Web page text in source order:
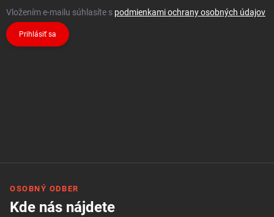
Vložením e-mailu súhlasíte s podmienkami ochrany osobných údajov
Prihlásiť sa
OSOBNÝ ODBER
Kde nás nájdete